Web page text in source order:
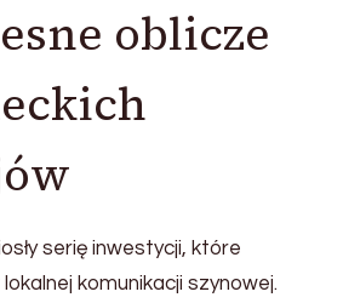
oblicze
serię inwestycji, które
komunikacji szynowej.